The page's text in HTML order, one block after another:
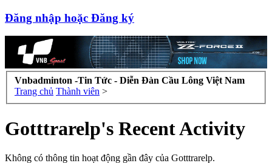
Đăng nhập hoặc Đăng ký
Vnbadminton -Tin Tức - Diễn Đàn Cầu Lông Việt Nam
Trang chủ Thành viên >
Gotttrarelp's Recent Activity
Không có thông tin hoạt động gần đây của Gotttrarelp.